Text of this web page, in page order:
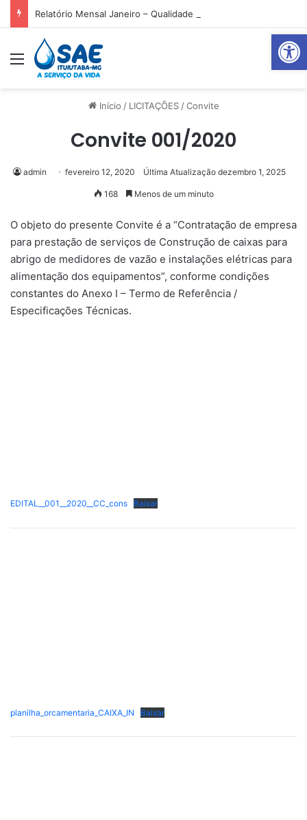
Abrir
Relatório Mensal Janeiro – Qualidade da Água Tratada
Menu
Início / LICITAÇÕES / Convite
Convite 001/2020
admin fevereiro 12, 2020 Última Atualização dezembro 1, 2025
168 Menos de um minuto
O objeto do presente Convite é a “Contratação de empresa
para prestação de serviços de Construção de caixas para
abrigo de medidores de vazão e instalações elétricas para
alimentação dos equipamentos”, conforme condições
constantes do Anexo I – Termo de Referência /
Especificações Técnicas.
EDITAL__001__2020__CC_cons Baixar
planilha_orcamentaria_CAIXA_IN Baixar